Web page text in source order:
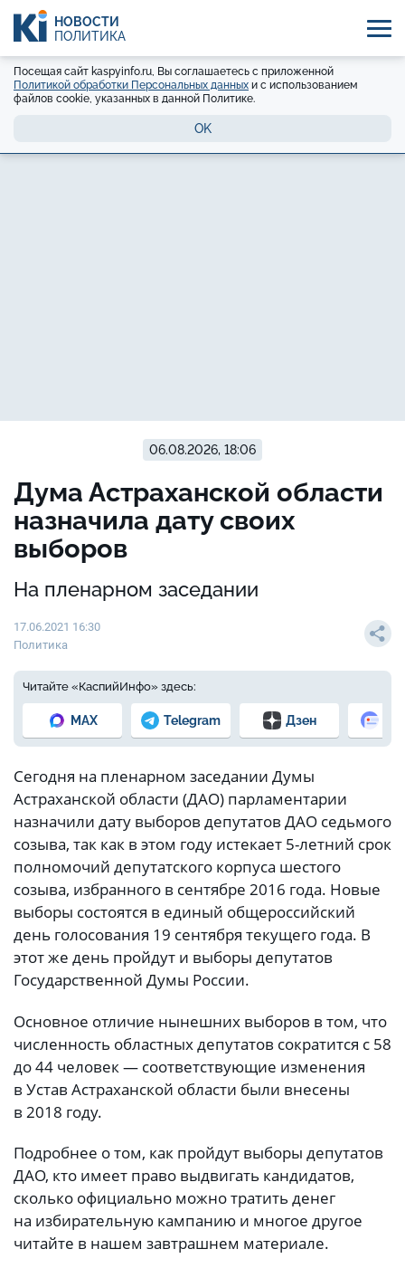
НОВОСТИ
ПОЛИТИКА
Посещая сайт kaspyinfo.ru, Вы соглашаетесь с приложенной
Политикой обработки Персональных данных и с использованием
файлов cookie, указанных в данной Политике.
OK
06.08.2026, 18:06
Дума Астраханской области
назначила дату своих
выборов
На пленарном заседании
17.06.2021 16:30
Политика
Читайте «КаспийИнфо» здесь:
MAX Telegram Дзен
Сегодня на пленарном заседании Думы
Астраханской области (ДАО) парламентарии
назначили дату выборов депутатов ДАО седьмого
созыва, так как в этом году истекает 5-летний срок
полномочий депутатского корпуса шестого
созыва, избранного в сентябре 2016 года. Новые
выборы состоятся в единый общероссийский
день голосования 19 сентября текущего года. В
этот же день пройдут и выборы депутатов
Государственной Думы России.
Основное отличие нынешних выборов в том, что
численность областных депутатов сократится с 58
до 44 человек — соответствующие изменения
в Устав Астраханской области были внесены
в 2018 году.
Подробнее о том, как пройдут выборы депутатов
ДАО, кто имеет право выдвигать кандидатов,
сколько официально можно тратить денег
на избирательную кампанию и многое другое
читайте в нашем завтрашнем материале.